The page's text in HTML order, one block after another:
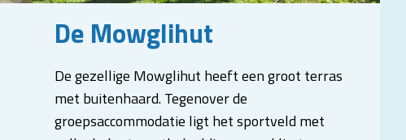
De Mowglihut
De gezellige Mowglihut heeft een groot terras
met buitenhaard. Tegenover de
groepsaccommodatie ligt het sportveld met